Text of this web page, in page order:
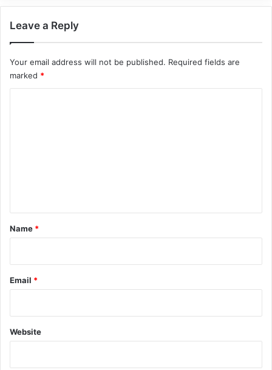
Leave a Reply
Your email address will not be published. Required fields are
marked *
*
Name *
Email *
Website